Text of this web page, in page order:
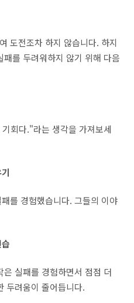
도전조차 하지 않습니다. 하지
를 두려워하지 않기 위해 다음
회다."라는 생각을 가져보세
를 경험했습니다. 그들의 이야
실패를 경험하면서 점점 더
두려움이 줄어듭니다.